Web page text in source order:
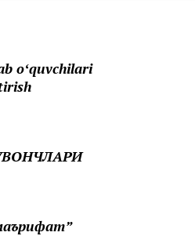
oʻquvchilari